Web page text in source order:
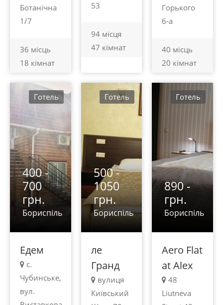
Ботанічна
1/7
36 місць
18 кімнат
53
94 місця
47 кімнат
Горького
6-а
40 місць
20 кімнат
400 -
700
грн.
Бориспіль
Едем
с.
Чубинське,
вул.
Готель
500 -
1050
грн.
Бориспіль
ле
Гранд
вулиця
Київський
Готель
890 -
грн.
Бориспіль
Aero Flat
at Alex
48
Liutneva
Готель